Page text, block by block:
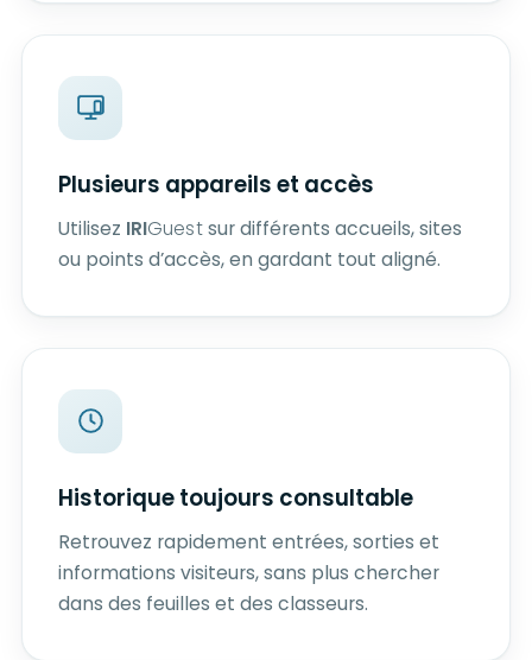
Plusieurs appareils et accès
Utilisez IRIGuestsur différents accueils, sites
ou points d’accès, en gardant tout aligné.
Historique toujours consultable
Retrouvez rapidement entrées, sorties et
informations visiteurs, sans plus chercher
dans des feuilles et des classeurs.